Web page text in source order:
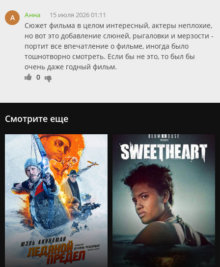
А Анна 15 июля 2026 01:11
Сюжет фильма в целом интересный, актеры неплохие,
но вот это добавление слюней, рыгаловки и мерзости -
портит все впечатление о фильме, иногда было
тошнотворно смотреть. Если бы не это, то был бы
очень даже годный фильм.
0
Смотрите еще